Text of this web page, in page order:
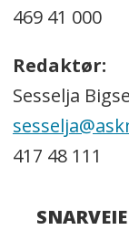
469 41 000
Redaktør:
Sesselja
417 48 111